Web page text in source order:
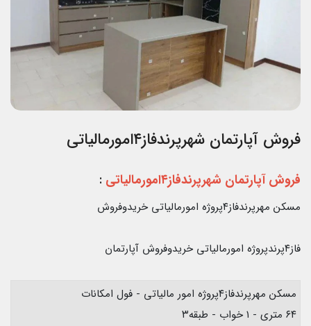
فروش آپارتمان شهرپرندفاز۴امورمالیاتی
فروش آپارتمان شهرپرندفاز۴امورمالیاتی :
مسکن مهرپرندفاز۴پروژه امورمالیاتی خریدوفروش
فاز۴پرندپروژه امورمالیاتی خریدوفروش آپارتمان
مسکن مهرپرندفاز۴پروژه امور مالیاتی - فول امکانات
۶۴ متری - ۱ خواب - طبقه۳